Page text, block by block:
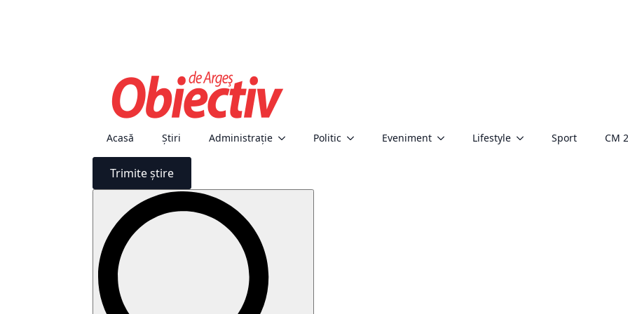
Acasă Știri Administraţie Politic Eveniment Lifestyle Sport CM
Trimite știre